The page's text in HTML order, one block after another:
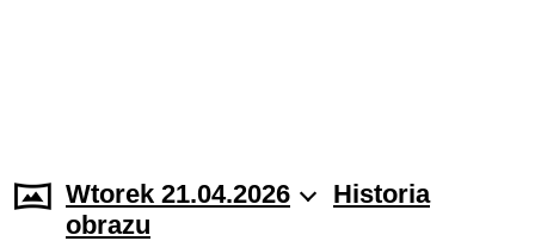
Wtorek 21.04.2026
Historia
obrazu